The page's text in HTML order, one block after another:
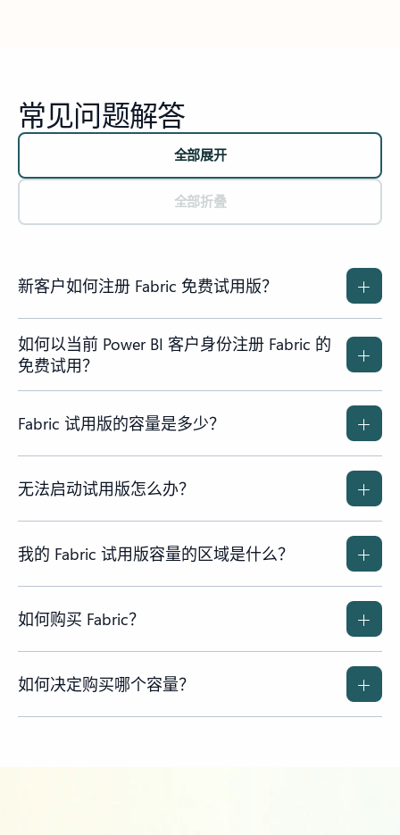
常见问题解答
全部展开
全部折叠
新客户如何注册 Fabric 免费试用版？
如何以当前 Power BI 客户身份注册 Fabric 的
免费试用？
Fabric 试用版的容量是多少？
无法启动试用版怎么办？
我的 Fabric 试用版容量的区域是什么？
如何购买 Fabric？
如何决定购买哪个容量？